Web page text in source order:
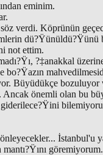
eminim.
verdi. Köprünün
dü?Ÿünüldü?Ÿünü
not ettim.
?‡anakkal
bo?Ÿazın
Büyüdükçe
Ancak önemli olan bu
giderilece?Ÿini
İstanbul'u
göremiyorum.